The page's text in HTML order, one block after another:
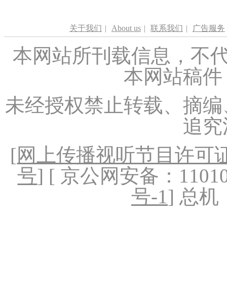
关于我们 | About us | 联系我们 | 广告服务
本网站所刊载信息，不
本网站稿
未经授权禁止转载、摘
追
[网上传播视听节目许可
号] [ 京公网安备：
号-1] 总机